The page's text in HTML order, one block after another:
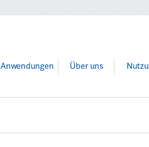
Anwendungen Über uns